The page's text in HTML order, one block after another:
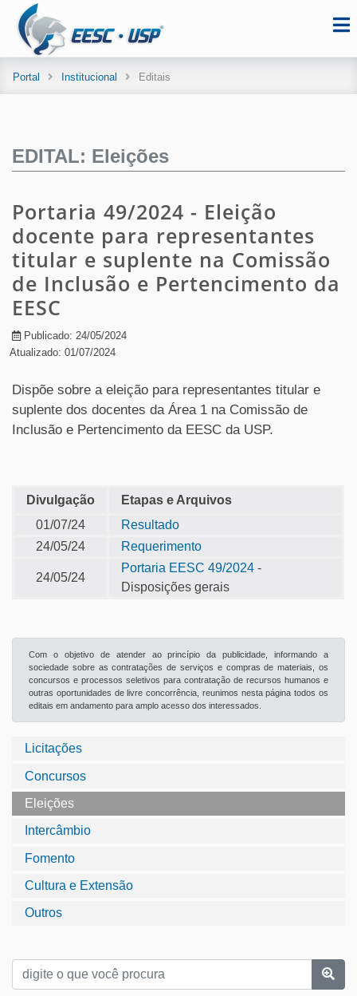
Portal Institucional Editais
Licitações
Concursos
Eleições
Intercâmbio
Fomento
Cultura e Extensão
Outros
EDITAL: Eleições
Portaria 49/2024 - Eleição
docente para representantes
titular e suplente na Comissão
de Inclusão e Pertencimento da
EESC
Publicado: 24/05/2024
Atualizado: 01/07/2024
Dispõe sobre a eleição para representantes titular e
suplente dos docentes da Área 1 na Comissão de
Inclusão e Pertencimento da EESC da USP.
Divulgação
Etapas e Arquivos
01/07/24
Resultado
24/05/24
Requerimento
24/05/24
Portaria EESC 49/2024 -
Disposições gerais
Com o objetivo de atender ao princípio da publicidade, informando a
sociedade sobre as contratações de serviços e compras de materiais, os
concursos e processos seletivos para contratação de recursos humanos e
outras oportunidades de livre concorrência, reunimos nesta página todos os
editais em andamento para amplo acesso dos interessados.